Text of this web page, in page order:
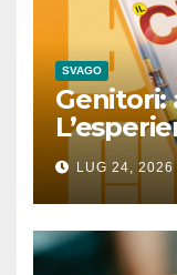
SVAGO
Genitori:
lezione
LUG 24, 2026